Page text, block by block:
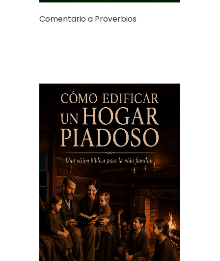
Comentario a Proverbios